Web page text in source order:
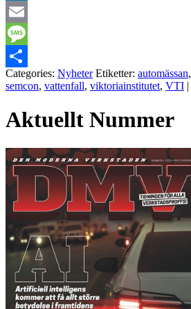
LinkedIn
Email
Message
Dela
Categories: Nyheter Etiketter: automässan,
semcon, vattenfall, viktoriainstitutet, VTI |
Aktuellt Nummer